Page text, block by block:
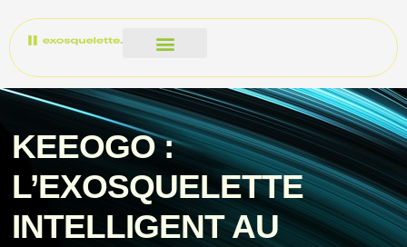
KEEOGO :
L’EXOSQUELETTE
INTELLIGENT AU